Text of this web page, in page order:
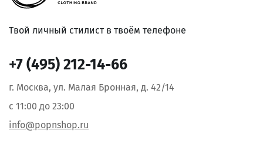
Твой личный стилист в твоём телефоне
+7 (495) 212-14-66
г. Москва, ул. Малая Бронная, д. 42/14
с 11:00 до 23:00
info@popnshop.ru